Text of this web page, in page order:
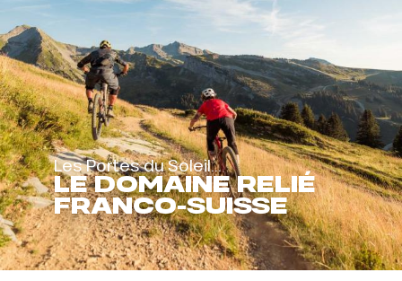
Les Portes du Soleil...
LE DOMAINE RELIÉ
FRANCO-SUISSE